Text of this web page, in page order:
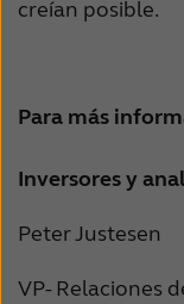
creían posible.
Para más
Inversores y
Peter Justesen
VP- Relaciones